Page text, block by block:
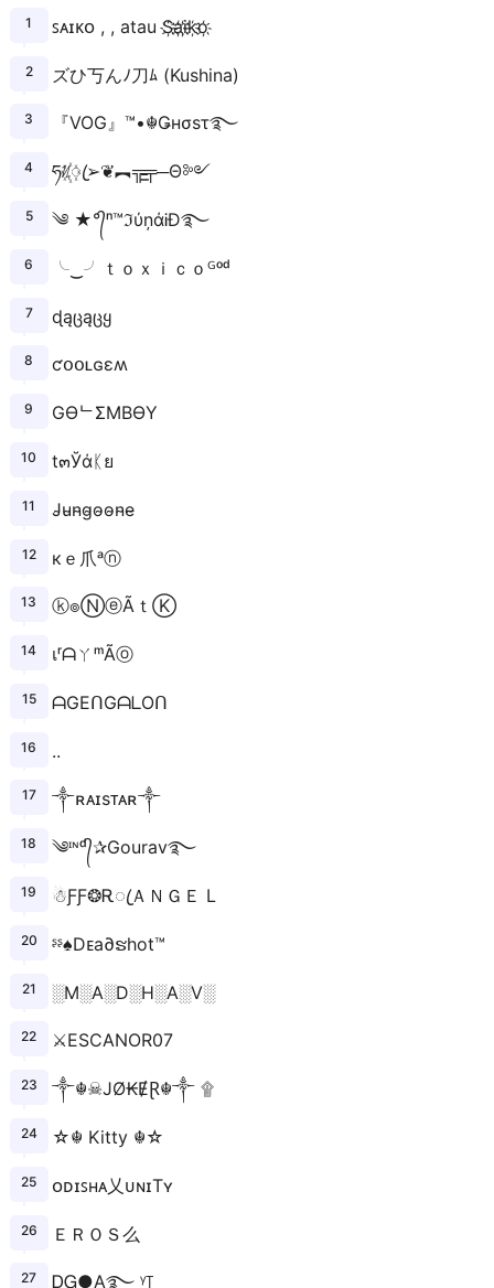
ꜱᴀɪᴋᴏ , , atau S҉a҉i҉k҉o҉
ズひ丂んﾉ刀ﾑ (Kushina)
『VOG』™•☬Ǥнσsτ࿐
ཧᜰ꙰ꦿ➢❦︻╦̵̵͇╤─Θ༻
༄ ★°᭄ⁿ™ℑύņάᎥĐ࿐
╰‿╯ｔｏｘｉｃｏᴳᵒᵈ
ɖąცąცყ
ƈօօʟɢɛʍ
GӨᄂΣMBӨY
t๓Ўάᛕย
J̴u̴n̴g̴o̴o̴n̴e̴
кｅ爪ᵃⓝ
ⓚ๏ⓃⓔÃｔⓀ
เʳᗩㄚᵐÃⓞ
ᗩGEᑎGᗩᒪOᑎ
..
༒ʀᴀɪsᴛᴀʀ༒
༄ᶦᶰᵈ᭄✰Gourav࿐
☃︎ƑƑ❂ᎡꦿＡＮＧＥ L
ᶳᶳ♠Dᴇa∂ຮhot™
░M░A░D░H░A░V░
⚔ESCANOR07
༒☬☠JØ₭ɆⱤ︎☬༒ ۩
☆☬ Kitty ☬☆
ᴏᴅɪꜱʜᴀ乂ᴜɴɪTʏ
ＥＲＯＳ么
ᎠᏀ●A࿐ ᵞ꓄